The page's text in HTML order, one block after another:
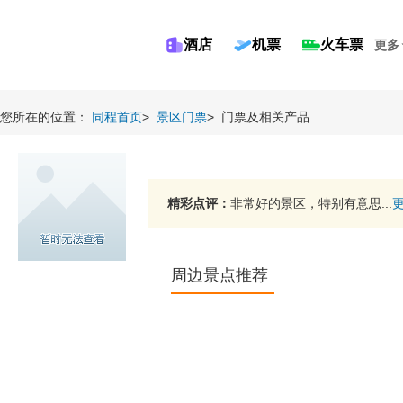
酒店 机票 火车票 更多
您所在的位置： 同程首页> 景区门票> 门票及相关产品
精彩点评： 非常好的景区，特别有意思...
周边景点推荐